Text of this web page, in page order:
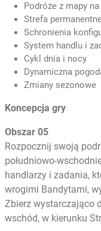
Podróże z mapy
Strefa
Schronienia
System handlu i
Cykl dnia i nocy
Dynamiczna
Zmiany sezonowe
Koncepcja gry
Obszar 05
Rozpocznij swoją
południowo-
handlarzy i zadania,
wrogimi Bandytami,
Zbierz wystarczająco
wschód, w kierunku